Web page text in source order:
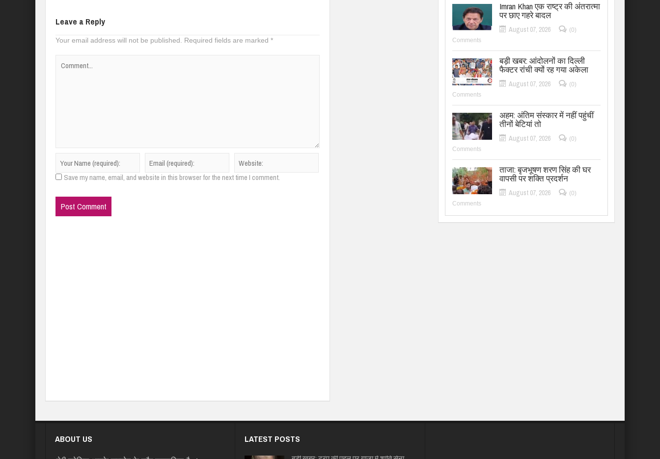
Leave a Reply
Your email address will not be published. Required fields are marked *
Save my name, email, and website in this browser for the next time I comment.
Imran Khan एक राष्ट्र की अंतरात्मा
पर छाए गहरे बादल
August 07, 2026
(0)
Comments
बड़ी खबर: आंदोलनों का दिल्ली
फैक्टर रांची क्यों रह गया अकेला
August 07, 2026
(0)
Comments
अहम: अंतिम संस्कार में नहीं पहुंचीं
तीनों बेटियां तो
August 07, 2026
(0)
Comments
ताजा: बृजभूषण शरण सिंह की घर
वापसी पर शक्ति प्रदर्शन
August 07, 2026
(0)
Comments
ABOUT US
LATEST POSTS